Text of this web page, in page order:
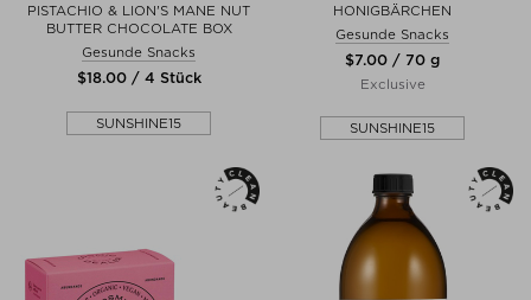
PISTACHIO & LION'S MANE NUT
BUTTER CHOCOLATE BOX
Gesunde Snacks
$‌18.00 / 4 Stück
SUNSHINE15
HONIGBÄRCHEN
Gesunde Snacks
$‌7.00 / 70 g
Exclusive
SUNSHINE15